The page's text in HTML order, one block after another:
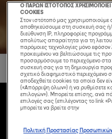
Ο ΠΑΡΩΝ ΙΣΤΟΤΟΠΟΣ ΧΡΗΣΙΜΟΠΟΙΕΙ
COOKIES
Στον ιστότοπό μας χρησιμοποιούμε
αποθηκεύσουμε στη συσκευή σας
διεύθυνση IP, πληροφορίες
απολύτως απαραίτητα για τη
παρόμοιες τεχνολογίες μόνο
προκειμένου να βελτιώσουμε τις
προσαρμόσουμε το περιεχόμενο
συσκευή σας για τη δημιουργία
σχετικό διαφημιστικό περιεχόμενο
αποδεχθείτε cookies τα οποία δεν
(«Απόρριψη όλων») ή να ρυθμίσετε
επιλογών»). Μπορείτε επίσης, ανά
επιλογές σας (επιλέγοντας το link
μπορείτε να βρείτε στην
Πολιτική Προστασίας